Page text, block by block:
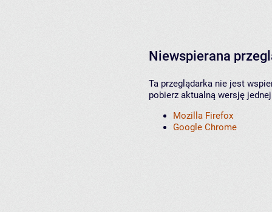
Niewspierana
Ta przeglądarka nie jest
pobierz aktualną wersję
Mozilla Firefox
Google Chrome